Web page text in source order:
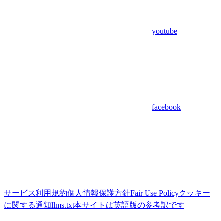
youtube
facebook
サービス利用規約個人情報保護方針Fair Use Policyクッキー
に関する通知llms.txt本サイトは英語版の参考訳です